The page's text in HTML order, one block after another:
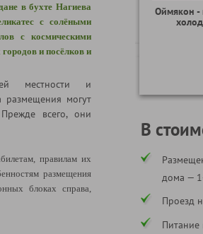
в бухте Нагиева
с солёными
с космическими
и посёлков и
местности и
размещения могут
всего, они
правилам их
размещения
блоках справа,
Оймякон -
В
дома —
Проезд
Питание